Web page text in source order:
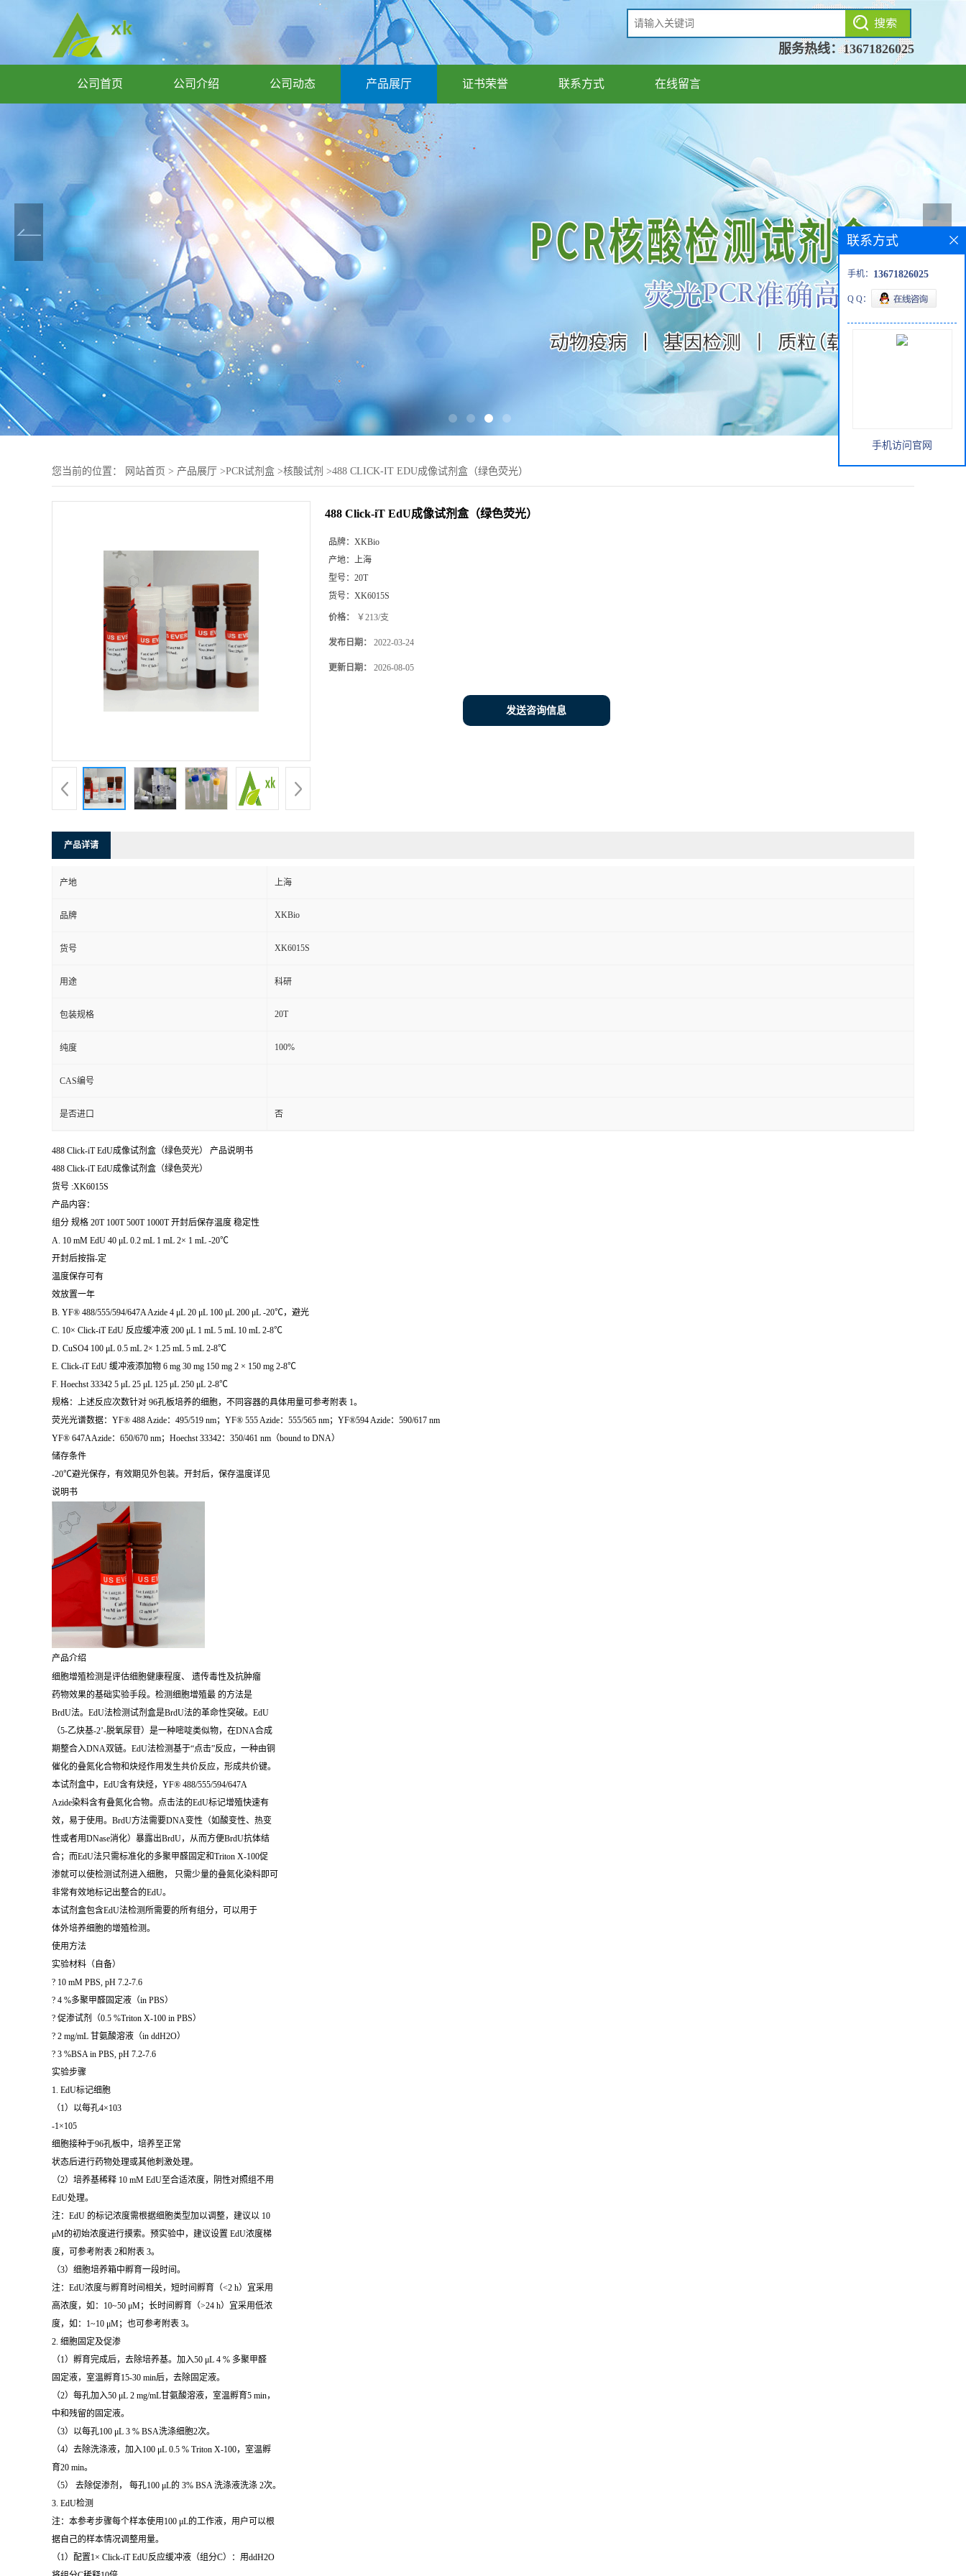
服务热线：13671826025
公司首页 公司介绍 公司动态 产品展厅 证书荣誉 联系方式 在线留言
您当前的位置： 网站首页 > 产品展厅 >PCR试剂盒 >核酸试剂 >488 CLICK-IT EDU成像试剂盒（绿色荧光）
488 Click-iT EdU成像试剂盒（绿色荧光）
品牌： XKBio
产地： 上海
型号： 20T
货号： XK6015S
价格： ￥213/支
发布日期： 2022-03-24
更新日期： 2026-08-05
发送咨询信息
产品详请
产地 上海
品牌 XKBio
货号 XK6015S
用途 科研
包装规格 20T
纯度 100%
CAS编号
是否进口 否
488 Click-iT EdU成像试剂盒（绿色荧光） 产品说明书
488 Click-iT EdU成像试剂盒（绿色荧光）
货号 :XK6015S
产品内容：
组分 规格 20T 100T 500T 1000T 开封后保存温度 稳定性
A. 10 mM EdU 40 μL 0.2 mL 1 mL 2× 1 mL -20℃
开封后按指-定
温度保存可有
效放置一年
B. YF® 488/555/594/647A Azide 4 μL 20 μL 100 μL 200 μL -20℃，避光
C. 10× Click-iT EdU 反应缓冲液 200 μL 1 mL 5 mL 10 mL 2-8℃
D. CuSO4 100 μL 0.5 mL 2× 1.25 mL 5 mL 2-8℃
E. Click-iT EdU 缓冲液添加物 6 mg 30 mg 150 mg 2 × 150 mg 2-8℃
F. Hoechst 33342 5 μL 25 μL 125 μL 250 μL 2-8℃
规格：上述反应次数针对 96孔板培养的细胞，不同容器的具体用量可参考附表 1。
荧光光谱数据：YF® 488 Azide：495/519 nm；YF® 555 Azide：555/565 nm；YF®594 Azide：590/617 nm
YF® 647AAzide：650/670 nm；Hoechst 33342：350/461 nm（bound to DNA）
储存条件
-20℃避光保存，有效期见外包装。开封后，保存温度详见
说明书
产品介绍
细胞增殖检测是评估细胞健康程度、 遗传毒性及抗肿瘤
药物效果的基础实验手段。检测细胞增殖最 的方法是
BrdU法。EdU法检测试剂盒是BrdU法的革命性突破。EdU
（5-乙炔基-2’-脱氧尿苷）是一种嘧啶类似物，在DNA合成
期整合入DNA双链。EdU法检测基于“点击”反应，一种由铜
催化的叠氮化合物和炔烃作用发生共价反应，形成共价键。
本试剂盒中，EdU含有炔烃，YF® 488/555/594/647A
Azide染料含有叠氮化合物。点击法的EdU标记增殖快速有
效，易于使用。BrdU方法需要DNA变性（如酸变性、热变
性或者用DNase消化）暴露出BrdU，从而方便BrdU抗体结
合；而EdU法只需标准化的多聚甲醛固定和Triton X-100促
渗就可以使检测试剂进入细胞， 只需少量的叠氮化染料即可
非常有效地标记出整合的EdU。
本试剂盒包含EdU法检测所需要的所有组分，可以用于
体外培养细胞的增殖检测。
使用方法
实验材料（自备）
? 10 mM PBS, pH 7.2-7.6
? 4 %多聚甲醛固定液（in PBS）
? 促渗试剂（0.5 %Triton X-100 in PBS）
? 2 mg/mL 甘氨酸溶液（in ddH2O）
? 3 %BSA in PBS, pH 7.2-7.6
实验步骤
1. EdU标记细胞
（1）以每孔4×103
-1×105
细胞接种于96孔板中，培养至正常
状态后进行药物处理或其他刺激处理。
（2）培养基稀释 10 mM EdU至合适浓度，阴性对照组不用
EdU处理。
注：EdU 的标记浓度需根据细胞类型加以调整，建议以 10
μM的初始浓度进行摸索。预实验中，建议设置 EdU浓度梯
度，可参考附表 2和附表 3。
（3）细胞培养箱中孵育一段时间。
注：EdU浓度与孵育时间相关，短时间孵育（<2 h）宜采用
高浓度，如：10~50 μM；长时间孵育（>24 h）宜采用低浓
度，如：1~10 μM；也可参考附表 3。
2. 细胞固定及促渗
（1）孵育完成后，去除培养基。加入50 μL 4 % 多聚甲醛
固定液，室温孵育15-30 min后，去除固定液。
（2）每孔加入50 μL 2 mg/mL甘氨酸溶液，室温孵育5 min，
中和残留的固定液。
（3）以每孔100 μL 3 % BSA洗涤细胞2次。
（4）去除洗涤液，加入100 μL 0.5 % Triton X-100，室温孵
育20 min。
（5） 去除促渗剂， 每孔100 μL的 3% BSA 洗涤液洗涤 2次。
3. EdU检测
注：本参考步骤每个样本使用100 μL的工作液，用户可以根
据自己的样本情况调整用量。
（1）配置1× Click-iT EdU反应缓冲液（组分C）：用ddH2O
联系方式
手机： 13671826025
Q Q：
手机访问官网